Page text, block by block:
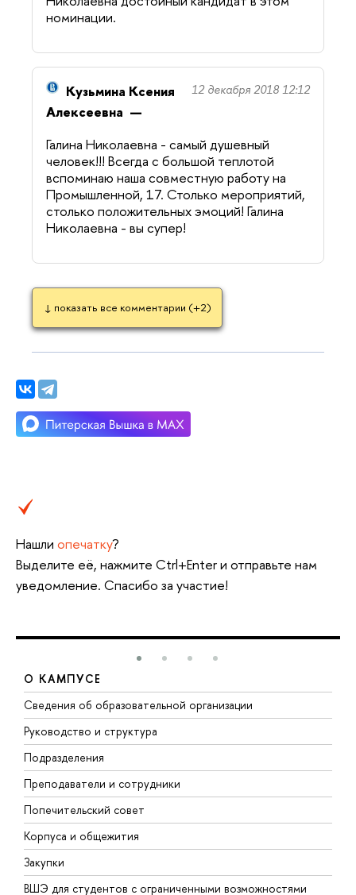
номинации.
12 декабря 2018 12:12
Кузьмина Ксения
Алексеевна
Галина Николаевна - самый душевный
человек!!! Всегда с большой теплотой
вспоминаю наша совместную работу на
Промышленной, 17. Столько мероприятий,
столько положительных эмоций! Галина
Николаевна - вы супер!
показать все комментарии (+2)
Нашли опечатку?
Выделите её, нажмите Ctrl+Enter и отправьте нам
уведомление. Спасибо за участие!
О КАМПУСЕ
Сведения об образовательной организации
Руководство и структура
Подразделения
Преподаватели и сотрудники
Попечительский совет
Корпуса и общежития
Закупки
ВШЭ для студентов с ограниченными возможностями